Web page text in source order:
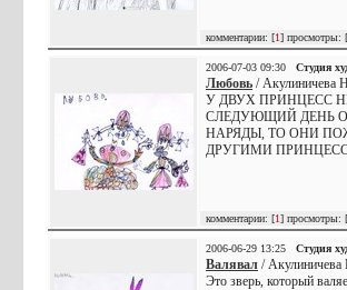
комментарии: [1] просмотры: [
2006-07-03 09:30 Студия
Любовь / Акулиничева
У ДВУХ ПРИНЦЕСС
СЛЕДУЮЩИЙ ДЕНЬ
НАРЯДЫ, ТО ОНИ
ДРУГИМИ
комментарии: [1] просмотры: [
2006-06-29 13:25 Студия
Валявал / Акулиничева
Это зверь, который